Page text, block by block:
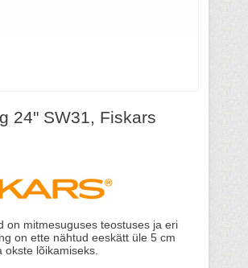
24" SW31, Fiskars
on mitmesuguses teostuses ja eri
on ette nähtud eeskätt üle 5 cm
okste lõikamiseks.